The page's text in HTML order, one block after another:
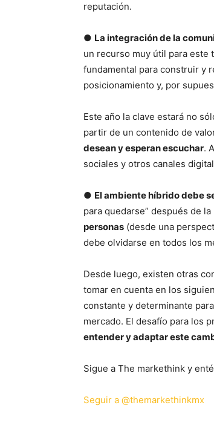
reputación.
● La integración de la
un recurso muy útil para este
fundamental para construir y
posicionamiento y, por
Este año la clave estará no
partir de un contenido de
desean y esperan escuchar.
sociales y otros canales
● El ambiente híbrido debe
para quedarse” después de
personas (desde una
debe olvidarse en todos los
Desde luego, existen otras
tomar en cuenta en los
constante y determinante
mercado. El desafío para los
entender y adaptar este
Sigue a The markethink y
Seguir a @themarkethinkmx